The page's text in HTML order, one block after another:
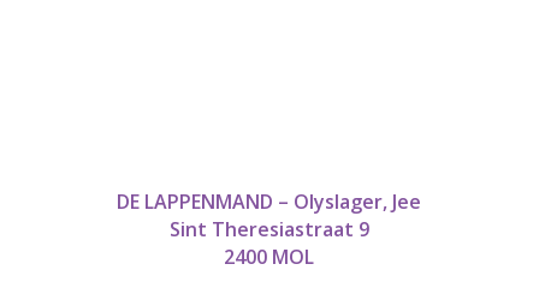
DE LAPPENMAND – Olyslager, Jee
Sint Theresiastraat 9
2400 MOL